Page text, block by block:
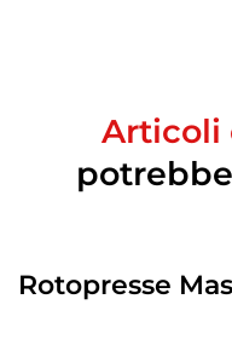
Articoli
Rotopresse